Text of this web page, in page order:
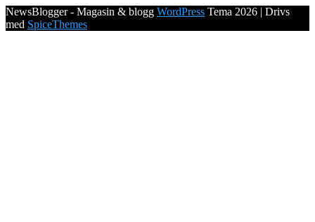
NewsBlogger - Magasin & blogg WordPress Tema 2026 | Drivs
med SpiceThemes